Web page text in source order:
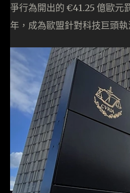
爭行為開出的 €41.25 億歐元
年，成為歐盟針對科技巨頭執